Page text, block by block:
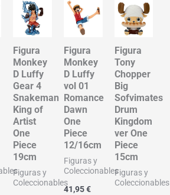
Figura
Monkey
D Luffy
Gear 4
Snakeman
King of
Artist
One
Piece
19cm
Figuras y
Coleccionables
Figura
Monkey
D Luffy
vol 01
Romance
Dawn
One
Piece
12/16cm
Figuras y
Coleccionables
41,95€
Figura
Tony
Chopper
Big
Sofvimates
Drum
Kingdom
ver One
Piece
15cm
Figuras y
Coleccionables